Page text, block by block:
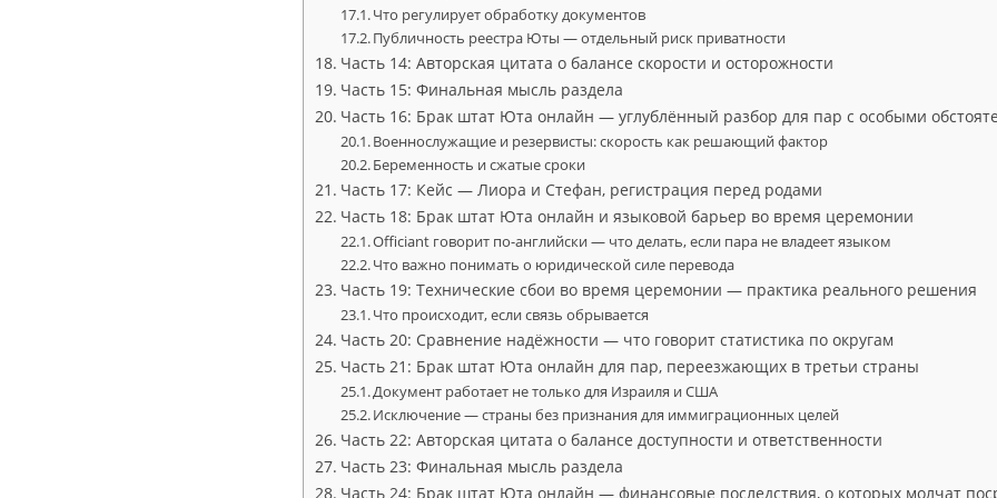
Что регулирует обработку документов
Публичность реестра Юты — отдельный риск приватности
Часть 14: Авторская цитата о балансе скорости и осторожности
Часть 15: Финальная мысль раздела
Часть 16: Брак штат Юта онлайн — углублённый разбор для пар с особыми
Военнослужащие и резервисты: скорость как решающий фактор
Беременность и сжатые сроки
Часть 17: Кейс — Лиора и Стефан, регистрация перед родами
Часть 18: Брак штат Юта онлайн и языковой барьер во время церемонии
Officiant говорит по-английски — что делать, если пара не владеет языком
Что важно понимать о юридической силе перевода
Часть 19: Технические сбои во время церемонии — практика реального решения
Что происходит, если связь обрывается
Часть 20: Сравнение надёжности — что говорит статистика по округам
Часть 21: Брак штат Юта онлайн для пар, переезжающих в третьи страны
Документ работает не только для Израиля и США
Исключение — страны без признания для иммиграционных целей
Часть 22: Авторская цитата о балансе доступности и ответственности
Часть 23: Финальная мысль раздела
Часть 24: Брак штат Юта онлайн — финансовые последствия, о которых молчат